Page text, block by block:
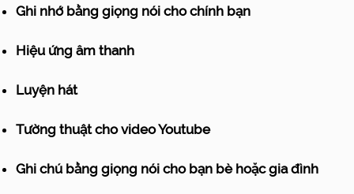
Ghi nhớ bằng giọng nói cho chính bạn
Hiệu ứng âm thanh
Luyện hát
Tường thuật cho video Youtube
Ghi chú bằng giọng nói cho bạn bè hoặc gia đình